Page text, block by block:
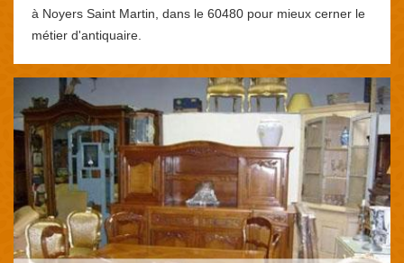
à Noyers Saint Martin, dans le 60480 pour mieux cerner le
métier d'antiquaire.